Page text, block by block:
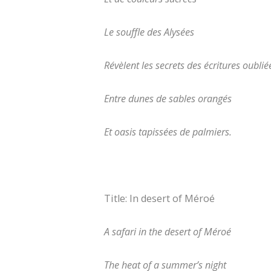
Le souffle des Alysées
Révèlent les secrets des écritures
Entre dunes de sables orangés
Et oasis tapissées de palmiers.
Title: In desert of Méroé
A safari in the desert of Méroé
The heat of a summer’s night